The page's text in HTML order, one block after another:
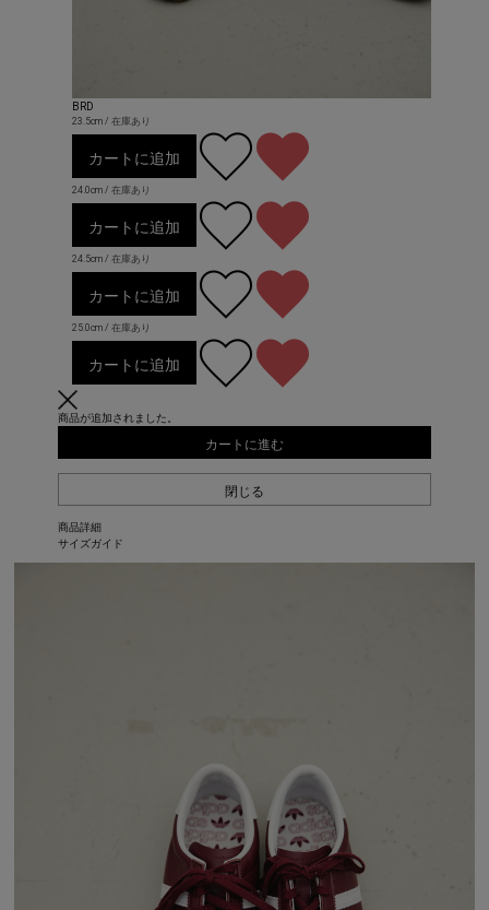
BRD
23.5cm / 在庫あり
カートに追加
24.0cm / 在庫あり
カートに追加
24.5cm / 在庫あり
カートに追加
25.0cm / 在庫あり
カートに追加
商品が追加されました。
カートに進む
閉じる
商品詳細
サイズガイド